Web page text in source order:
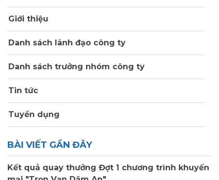
Giới thiệu
Danh sách lãnh đạo công ty
Danh sách trưởng nhóm công ty
Tin tức
Tuyển dụng
BÀI VIẾT GẦN ĐÂY
Kết quả quay thưởng Đợt 1 chương trình khuyến